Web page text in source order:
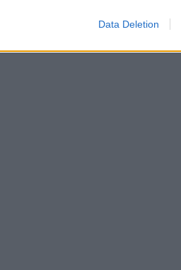
Data Deletion